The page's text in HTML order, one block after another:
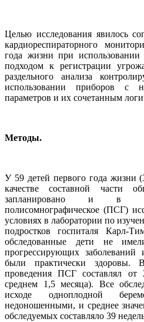
Целью исследования явилось
кардиореспираторного
года жизни при
подходом к регистрации
раздельного анализа
использовании приборов с
параметров и их сочетанным
Методы.
У 59 детей первого года жизни
качестве составной части
запланировано и в
полисомнографическое (ПСГ)
условиях в лаборатории по
подростков госпиталя Карл-
обследованные дети не
прогрессирующих
были практически здоровы.
проведения ПСГ составлял
среднем 1,5 месяца). Все
исходе одноплодной
недоношенными, и среднее
обследуемых составляло 39